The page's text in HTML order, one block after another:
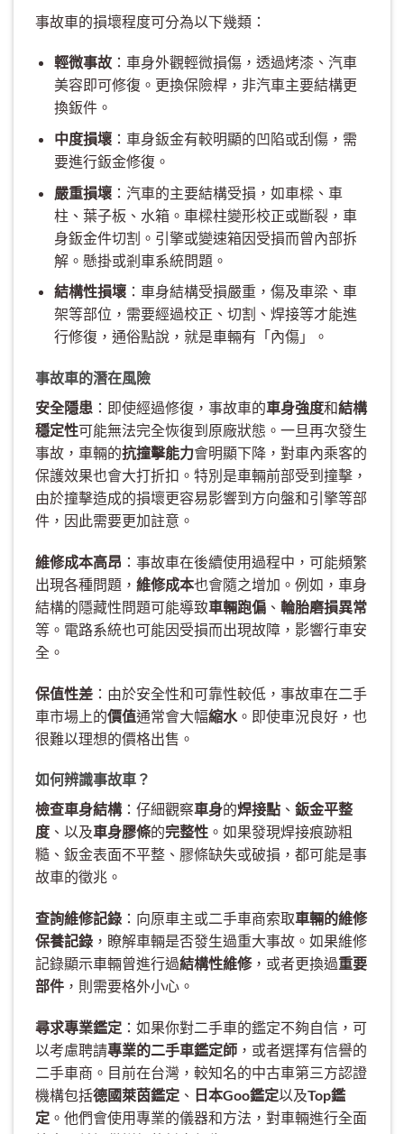
事故車的損壞程度可分為以下幾類：
輕微事故：車身外觀輕微損傷，透過烤漆、汽車
美容即可修復。更換保險桿，非汽車主要結構更
換鈑件。
中度損壞：車身鈑金有較明顯的凹陷或刮傷，需
要進行鈑金修復。
嚴重損壞：汽車的主要結構受損，如車樑、車
柱、葉子板、水箱。車樑柱變形校正或斷裂，車
身鈑金件切割。引擎或變速箱因受損而曾內部拆
解。懸掛或剎車系統問題。
結構性損壞：車身結構受損嚴重，傷及車梁、車
架等部位，需要經過校正、切割、焊接等才能進
行修復，通俗點說，就是車輛有「內傷」。
事故車的潛在風險
安全隱患 ：即使經過修復，事故車的車身強度和結構
穩定性可能無法完全恢復到原廠狀態。一旦再次發生
事故，車輛的抗撞擊能力會明顯下降，對車內乘客的
保護效果也會大打折扣。特別是車輛前部受到撞擊，
由於撞擊造成的損壞更容易影響到方向盤和引擎等部
件，因此需要更加註意。
維修成本高昂 ：事故車在後續使用過程中，可能頻繁
出現各種問題， 維修成本也會隨之增加。例如，車身
結構的隱藏性問題可能導致車輛跑偏 、 輪胎磨損異常
等。電路系統也可能因受損而出現故障，影響行車安
全。
保值性差 ：由於安全性和可靠性較低，事故車在二手
車市場上的價值通常會大幅縮水 。即使車況良好，也
很難以理想的價格出售。
如何辨識事故車？
檢查車身結構：仔細觀察車身的焊接點 、 鈑金平整
度 、以及車身膠條的完整性 。如果發現焊接痕跡粗
糙、鈑金表面不平整、膠條缺失或破損，都可能是事
故車的徵兆。
查詢維修記錄 ：向原車主或二手車商索取車輛的維修
保養記錄 ，瞭解車輛是否發生過重大事故。如果維修
記錄顯示車輛曾進行過結構性維修，或者更換過重要
部件 ，則需要格外小心。
尋求專業鑑定 ：如果你對二手車的鑑定不夠自信，可
以考慮聘請專業的二手車鑑定師 ，或者選擇有信譽的
二手車商。目前在台灣，較知名的中古車第三方認證
機構包括德國萊茵鑑定 、 日本Goo鑑定以及Top鑑
定 。他們會使用專業的儀器和方法，對車輛進行全面